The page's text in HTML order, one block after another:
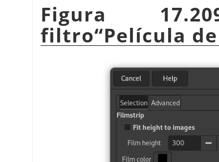
Figura
filtro“Película